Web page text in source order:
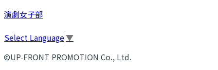
演劇女子部
Select Language▼
©UP-FRONT PROMOTION Co., Ltd.